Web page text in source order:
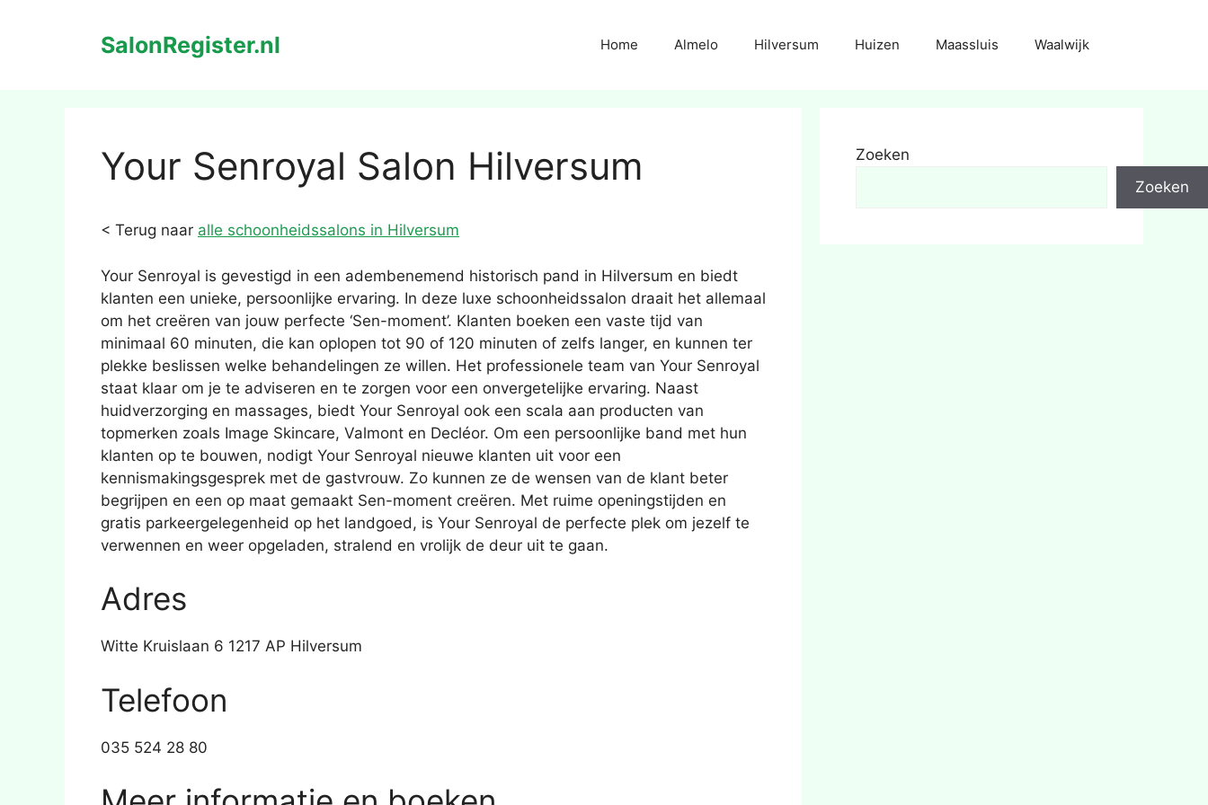
SalonRegister.nl Home Almelo Hilversum Huizen Maassluis Waalwijk
Your Senroyal Salon Hilversum
< Terug naar alle schoonheidssalons in Hilversum
Your Senroyal is gevestigd in een adembenemend historisch pand in Hilversum en biedt
klanten een unieke, persoonlijke ervaring. In deze luxe schoonheidssalon draait het allemaal
om het creëren van jouw perfecte ‘Sen-moment’. Klanten boeken een vaste tijd van
minimaal 60 minuten, die kan oplopen tot 90 of 120 minuten of zelfs langer, en kunnen ter
plekke beslissen welke behandelingen ze willen. Het professionele team van Your Senroyal
staat klaar om je te adviseren en te zorgen voor een onvergetelijke ervaring. Naast
huidverzorging en massages, biedt Your Senroyal ook een scala aan producten van
topmerken zoals Image Skincare, Valmont en Decléor. Om een persoonlijke band met hun
klanten op te bouwen, nodigt Your Senroyal nieuwe klanten uit voor een
kennismakingsgesprek met de gastvrouw. Zo kunnen ze de wensen van de klant beter
begrijpen en een op maat gemaakt Sen-moment creëren. Met ruime openingstijden en
gratis parkeergelegenheid op het landgoed, is Your Senroyal de perfecte plek om jezelf te
verwennen en weer opgeladen, stralend en vrolijk de deur uit te gaan.
Adres
Witte Kruislaan 6 1217 AP Hilversum
Telefoon
035 524 28 80
Zoeken
Zoeken